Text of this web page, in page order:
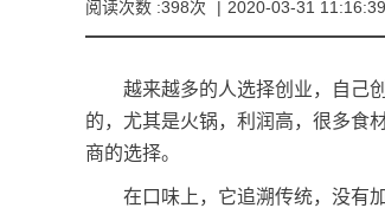
阅读次数 :398次 | 2020-03-31 11:16:39
越来越多的人选择创业，自己创
的，尤其是火锅，利润高，很多食
商的选择。
在口味上，它追溯传统，没有加